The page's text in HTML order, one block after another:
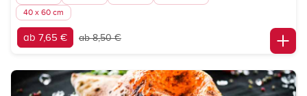
40 x 60 cm
ab 7,65 € ab 8,50 €